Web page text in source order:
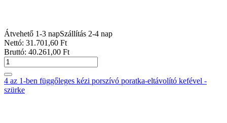
Átvehető 1-3 napSzállítás 2-4 nap
Nettó: 31.701 ,60 Ft
Bruttó: 40.261 ,00 Ft
4 az 1-ben függőleges kézi porszívó poratka-eltávolító kefével -
szürke